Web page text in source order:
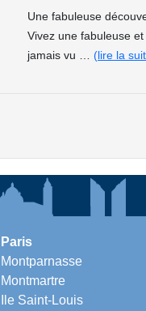
Une fabuleuse
Vivez une fabuleuse
jamais vu … (lire la
Paris
Montparnasse
Montmartre
Ile Saint-Louis